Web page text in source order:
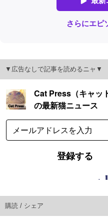
▼広告なしで記事を読めるニャ▼
購読 / シェア